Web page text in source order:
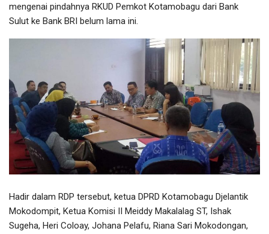
mengenai pindahnya RKUD Pemkot Kotamobagu dari Bank
Sulut ke Bank BRI belum lama ini.
Hadir dalam RDP tersebut, ketua DPRD Kotamobagu Djelantik
Mokodompit, Ketua Komisi II Meiddy Makalalag ST, Ishak
Sugeha, Heri Coloay, Johana Pelafu, Riana Sari Mokodongan,